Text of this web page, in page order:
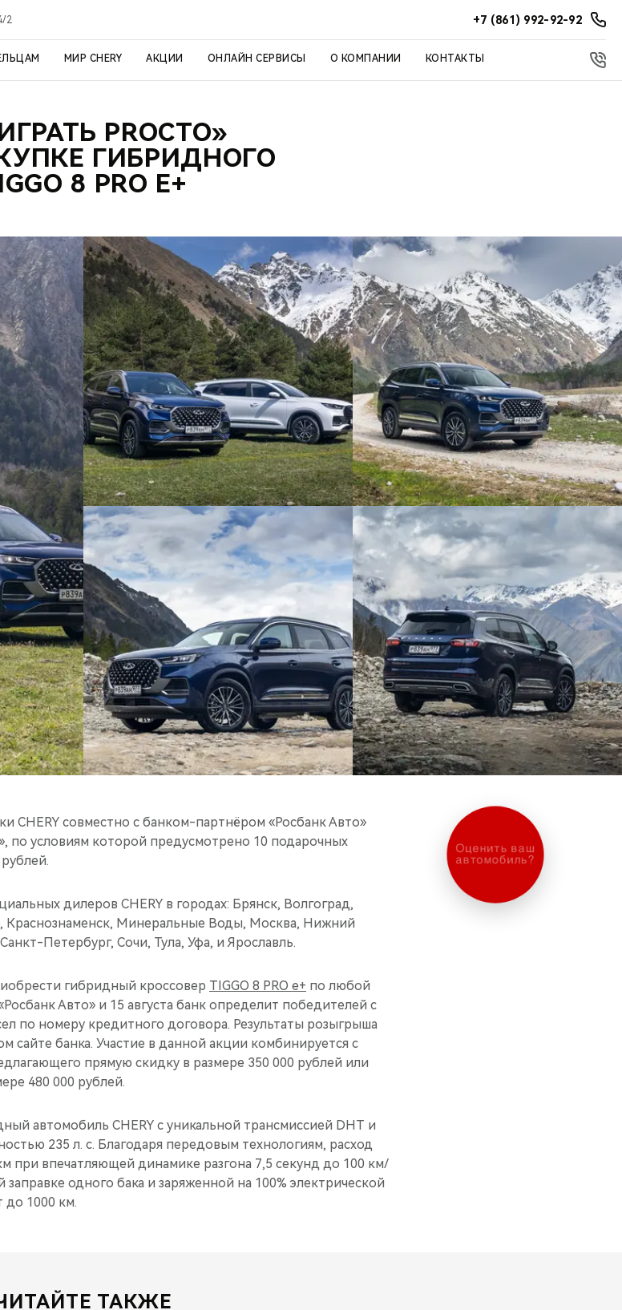
2 +7 (861) 992-92-92
МИР CHERY АКЦИИ ОНЛАЙН СЕРВИСЫ О КОМПАНИИ КОНТАКТЫ
PROСТО»
ГИБРИДНОГО
8 PRO E+
CHERY совместно с банком-партнёром «Росбанк Авто»
по условиям которой предусмотрено 10 подарочных
дилеров CHERY в городах: Брянск, Волгоград,
Краснознаменск, Минеральные Воды, Москва, Нижний
Петербург, Сочи, Тула, Уфа, и Ярославль.
гибридный кроссовер TIGGO 8 PRO e+ по любой
Авто» и 15 августа банк определит победителей с
по номеру кредитного договора. Результаты розыгрыша
сайте банка. Участие в данной акции комбинируется с
прямую скидку в размере 350 000 рублей или
480 000 рублей.
автомобиль CHERY с уникальной трансмиссией DHT и
235 л. с. Благодаря передовым технологиям, расход
при впечатляющей динамике разгона 7,5 секунд до 100 км/
одного бака и заряженной на 100% электрической
до 1000 км.
ТАКЖЕ
Оценить ваш
автомобиль?